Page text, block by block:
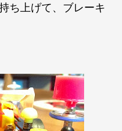
上げて、ブレーキ